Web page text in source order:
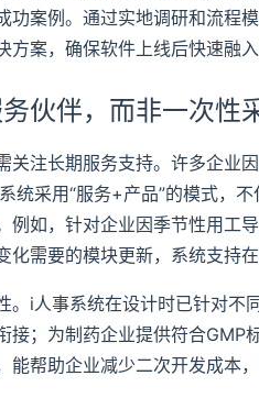
功案例。通过实地调研和流程
案，确保软件上线后快速融入
伙伴，而非一次性
关注长期服务支持。许多企业
统采用“服务+产品”的模式，
例如，针对企业因季节性用工
需要的模块更新，系统支持
。i人事系统在设计时已针对不
接；为制药企业提供符合GMP
帮助企业减少二次开发成本，